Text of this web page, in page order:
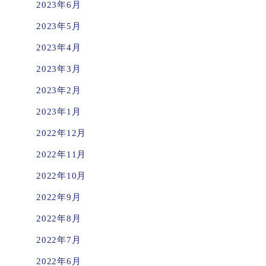
2023年6月
2023年5月
2023年4月
2023年3月
2023年2月
2023年1月
2022年12月
2022年11月
2022年10月
2022年9月
2022年8月
2022年7月
2022年6月